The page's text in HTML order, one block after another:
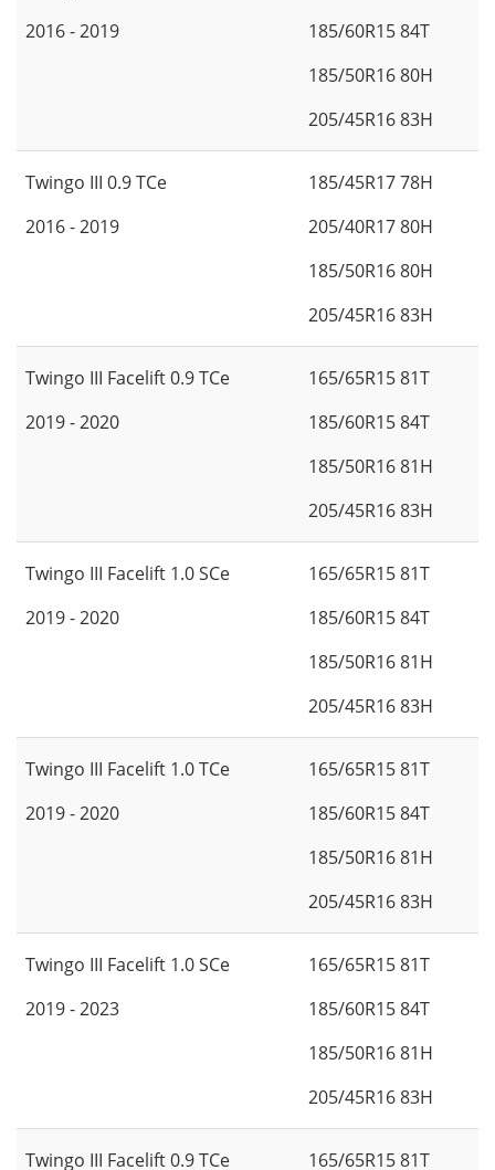
2016 - 2019
185/60R15 84T
185/50R16 80H
205/45R16 83H
Twingo III 0.9 TCe
2016 - 2019
185/45R17 78H
205/40R17 80H
185/50R16 80H
205/45R16 83H
Twingo III Facelift 0.9 TCe
2019 - 2020
165/65R15 81T
185/60R15 84T
185/50R16 81H
205/45R16 83H
Twingo III Facelift 1.0 SCe
2019 - 2020
165/65R15 81T
185/60R15 84T
185/50R16 81H
205/45R16 83H
Twingo III Facelift 1.0 TCe
2019 - 2020
165/65R15 81T
185/60R15 84T
185/50R16 81H
205/45R16 83H
Twingo III Facelift 1.0 SCe
2019 - 2023
165/65R15 81T
185/60R15 84T
185/50R16 81H
205/45R16 83H
Twingo III Facelift 0.9 TCe 165/65R15 81T